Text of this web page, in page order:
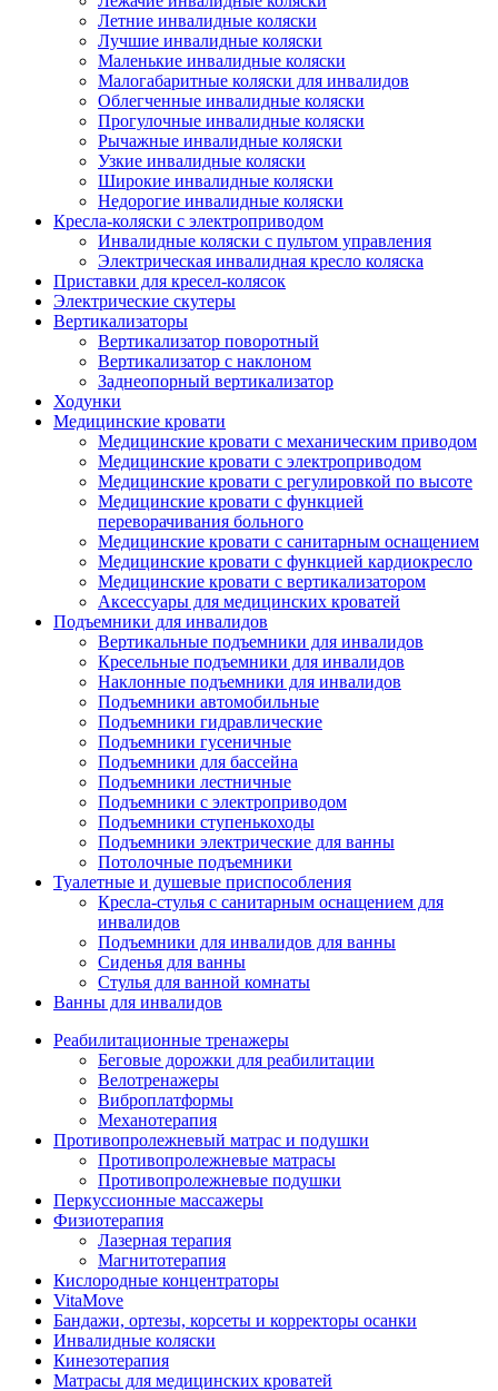
Летние инвалидные коляски
Лучшие инвалидные коляски
Маленькие инвалидные коляски
Малогабаритные коляски для инвалидов
Облегченные инвалидные коляски
Прогулочные инвалидные коляски
Рычажные инвалидные коляски
Узкие инвалидные коляски
Широкие инвалидные коляски
Недорогие инвалидные коляски
Кресла-коляски с электроприводом
Инвалидные коляски с пультом управления
Электрическая инвалидная кресло коляска
Приставки для кресел-колясок
Электрические скутеры
Вертикализаторы
Вертикализатор поворотный
Вертикализатор с наклоном
Заднеопорный вертикализатор
Ходунки
Медицинские кровати
Медицинские кровати с механическим приводом
Медицинские кровати с электроприводом
Медицинские кровати с регулировкой по высоте
Медицинские кровати с функцией
переворачивания больного
Медицинские кровати с санитарным оснащением
Медицинские кровати с функцией кардиокресло
Медицинские кровати с вертикализатором
Аксессуары для медицинских кроватей
Подъемники для инвалидов
Вертикальные подъемники для инвалидов
Кресельные подъемники для инвалидов
Наклонные подъемники для инвалидов
Подъемники автомобильные
Подъемники гидравлические
Подъемники гусеничные
Подъемники для бассейна
Подъемники лестничные
Подъемники с электроприводом
Подъемники ступенькоходы
Подъемники электрические для ванны
Потолочные подъемники
Туалетные и душевые приспособления
Кресла-стулья с санитарным оснащением для
инвалидов
Подъемники для инвалидов для ванны
Сиденья для ванны
Стулья для ванной комнаты
Ванны для инвалидов
Реабилитационные тренажеры
Беговые дорожки для реабилитации
Велотренажеры
Виброплатформы
Механотерапия
Противопролежневый матрас и подушки
Противопролежневые матрасы
Противопролежневые подушки
Перкуссионные массажеры
Физиотерапия
Лазерная терапия
Магнитотерапия
Кислородные концентраторы
VitaMove
Бандажи, ортезы, корсеты и корректоры осанки
Инвалидные коляски
Кинезотерапия
Матрасы для медицинских кроватей